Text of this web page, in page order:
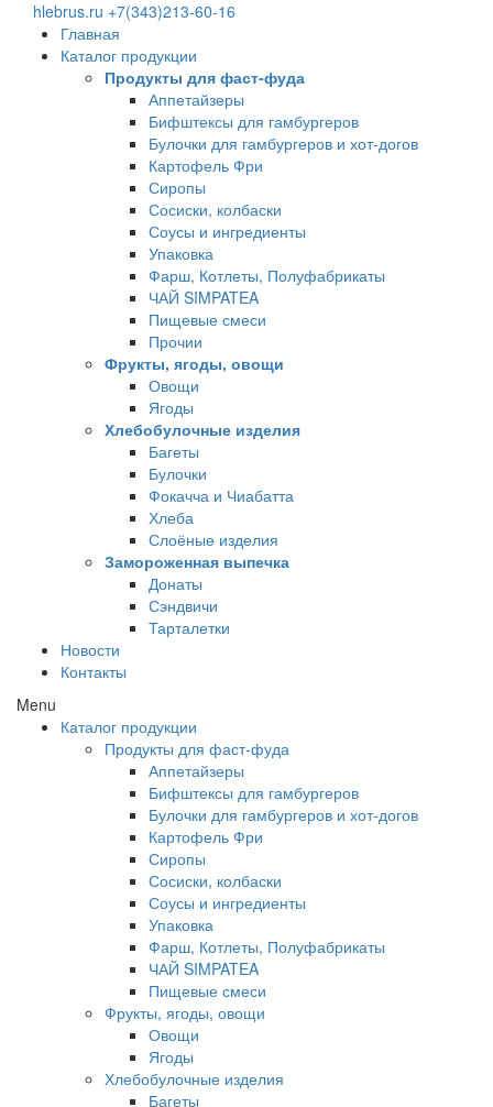
hlebrus.ru +7(343)213-60-16
Главная
Каталог продукции
Продукты для фаст-фуда
Аппетайзеры
Бифштексы для гамбургеров
Булочки для гамбургеров и хот-догов
Картофель Фри
Сиропы
Сосиски, колбаски
Соусы и ингредиенты
Упаковка
Фарш, Котлеты, Полуфабрикаты
ЧАЙ SIMPATEA
Пищевые смеси
Прочии
Фрукты, ягоды, овощи
Овощи
Ягоды
Хлебобулочные изделия
Багеты
Булочки
Фокачча и Чиабатта
Хлеба
Слоёные изделия
Замороженная выпечка
Донаты
Сэндвичи
Тарталетки
Новости
Контакты
Menu
Каталог продукции
Продукты для фаст-фуда
Аппетайзеры
Бифштексы для гамбургеров
Булочки для гамбургеров и хот-догов
Картофель Фри
Сиропы
Сосиски, колбаски
Соусы и ингредиенты
Упаковка
Фарш, Котлеты, Полуфабрикаты
ЧАЙ SIMPATEA
Пищевые смеси
Фрукты, ягоды, овощи
Овощи
Ягоды
Хлебобулочные изделия
Багеты